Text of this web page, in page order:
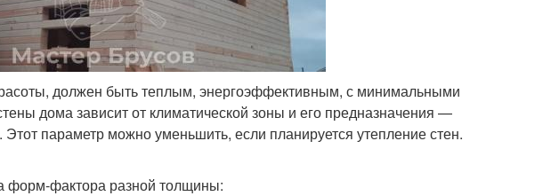
должен быть теплым, энергоэффективным, с минимальными
дома зависит от климатической зоны и его предназначения —
параметр можно уменьшить, если планируется утепление стен.
форм-фактора разной толщины: